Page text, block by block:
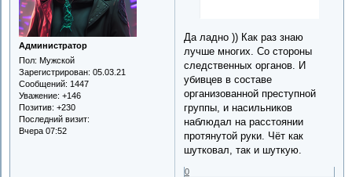
Администратор
Пол: Мужской
Зарегистрирован: 05.03.21
Сообщений: 1447
Уважение: +146
Позитив: +230
Последний визит:
Вчера 07:52
Да ладно )) Как раз знаю
лучше многих. Со стороны
следственных органов. И
убивцев в составе
организованной преступной
группы, и насильников
наблюдал на расстоянии
протянутой руки. Чёт как
шутковал, так и шуткую.
0